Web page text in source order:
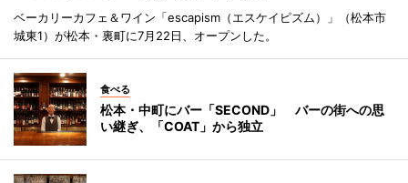
ベーカリーカフェ＆ワイン「escapism（エスケイピズム）」（松本市
城東1）が松本・裏町に7月22日、オープンした。
食べる
松本・中町にバー「SECOND」 バーの街への思
い継ぎ、「COAT」から独立